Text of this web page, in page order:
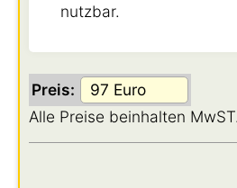
nutzbar.
Preis:
Alle Preise beinhalten MwST.